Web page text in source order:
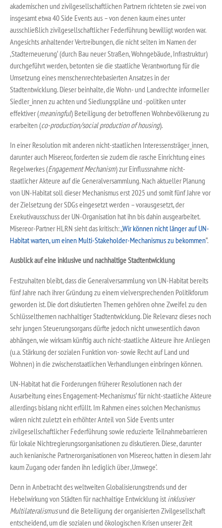
akademischen und zivilgesellschaftlichen Partnern richteten sie zwei von
insgesamt etwa 40 Side Events aus – von denen kaum eines unter
ausschließlich zivilgesellschaftlicher Federführung bewilligt worden war.
Angesichts anhaltender Vertreibungen, die nicht selten im Namen der
‚Stadterneuerung‘ (durch Bau neuer Straßen, Wohngebäude, Infrastruktur)
durchgeführt werden, betonten sie die staatliche Verantwortung für die
Umsetzung eines menschenrechtebasierten Ansatzes in der
Stadtentwicklung. Dieser beinhalte, die Wohn- und Landrechte informeller
Siedler_innen zu achten und Siedlungspläne und -politiken unter
effektiver (meaningful) Beteiligung der betroffenen Wohnbevölkerung zu
erarbeiten (co-production/social production of housing).
In einer Resolution mit anderen nicht-staatlichen Interessensträger_innen,
darunter auch Misereor, forderten sie zudem die rasche Einrichtung eines
Regelwerkes (Engagement Mechanism) zur Einflussnahme nicht-
staatlicher Akteure auf die Generalversammlung. Nach aktueller Planung
von UN-Habitat soll dieser Mechanismus erst 2025 und somit fünf Jahre vor
der Zielsetzung der SDGs eingesetzt werden – vorausgesetzt, der
Exekutivausschuss der UN-Organisation hat ihn bis dahin ausgearbeitet.
Misereor-Partner HLRN sieht das kritisch: „Wirkönnen nicht länger auf UN-
Habitat warten, um einen Multi-Stakeholder-Mechanismus zu bekommen“.
Ausblick auf eine inklusive und nachhaltige Stadtentwicklung
Festzuhalten bleibt, dass die Generalversammlung von UN-Habitat bereits
fünf Jahre nach ihrer Gründung zu einem vielversprechenden Politikforum
geworden ist. Die dort diskutierten Themen gehören ohne Zweifel zu den
Schlüsselthemen nachhaltiger Stadtentwicklung. Die Relevanz dieses noch
sehr jungen Steuerungsorgans dürfte jedoch nicht unwesentlich davon
abhängen, wie wirksam künftig auch nicht-staatliche Akteure ihre Anliegen
(u.a. Stärkung der sozialen Funktion von- sowie Recht auf Land und
Wohnen) in die zwischenstaatlichen Verhandlungen einbringen können.
UN-Habitat hat die Forderungen früherer Resolutionen nach der
Ausarbeitung eines Engagement-Mechanismus‘ für nicht-staatliche Akteure
allerdings bislang nicht erfüllt. Im Rahmen eines solchen Mechanismus
wären nicht zuletzt ein erhöhter Anteil von Side Events unter
zivilgesellschaftlicher Federführung sowie reduzierte Teilnahmebarrieren
für lokale Nichtregierungsorganisationen zu diskutieren. Diese, darunter
auch kenianische Partnerorganisationen von Misereor, hatten in diesem Jahr
kaum Zugang oder fanden ihn lediglich über ‚Umwege‘.
Denn in Anbetracht des weltweiten Globalisierungstrends und der
Hebelwirkung von Städten für nachhaltige Entwicklung ist inklusiver
Multilateralismusund die Beteiligung der organisierten Zivilgesellschaft
entscheidend, um die sozialen und ökologischen Krisen unserer Zeit